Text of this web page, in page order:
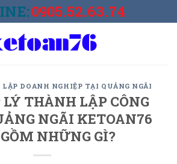
0905.52.63.74
DOANH NGHIỆP TẠI QUẢNG NGÃI
LÝ THÀNH LẬP CÔNG
NGÃI KETOAN76
NHỮNG GÌ?